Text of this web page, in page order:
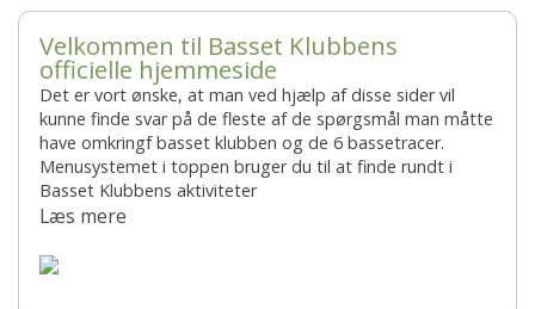
Velkommen til Basset Klubbens
officielle hjemmeside
Det er vort ønske, at man ved hjælp af disse sider vil
kunne finde svar på de fleste af de spørgsmål man måtte
have omkringf basset klubben og de 6 bassetracer.
Menusystemet i toppen bruger du til at finde rundt i
Basset Klubbens aktiviteter
Læs mere